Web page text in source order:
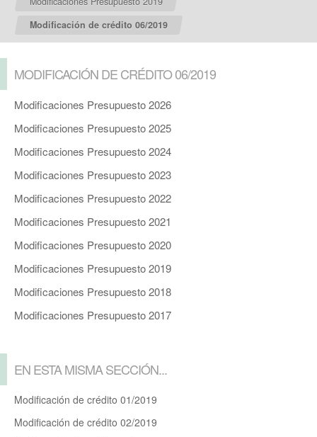
Modificación de crédito 06/2019
MODIFICACIÓN DE CRÉDITO 06/2019
Modificaciones Presupuesto 2026
Modificaciones Presupuesto 2025
Modificaciones Presupuesto 2024
Modificaciones Presupuesto 2023
Modificaciones Presupuesto 2022
Modificaciones Presupuesto 2021
Modificaciones Presupuesto 2020
Modificaciones Presupuesto 2019
Modificaciones Presupuesto 2018
Modificaciones Presupuesto 2017
EN ESTA MISMA SECCIÓN...
Modificación de crédito 01/2019
Modificación de crédito 02/2019